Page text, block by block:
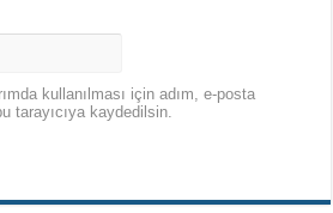
kullanılması için adım, e-posta
tarayıcıya kaydedilsin.